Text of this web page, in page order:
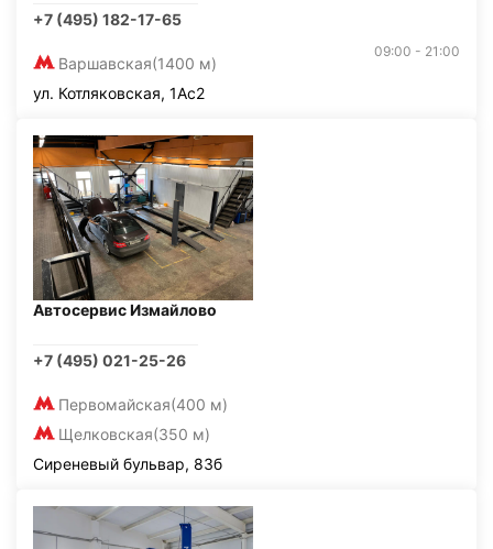
+7 (495) 182-17-65
Варшавская(1400 м)
09:00 - 21:00
ул. Котляковская, 1Ас2
Автосервис Измайлово
+7 (495) 021-25-26
Первомайская(400 м)
Щелковская(350 м)
Сиреневый бульвар, 83б